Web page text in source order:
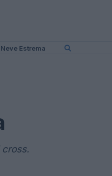
Neve Estrema